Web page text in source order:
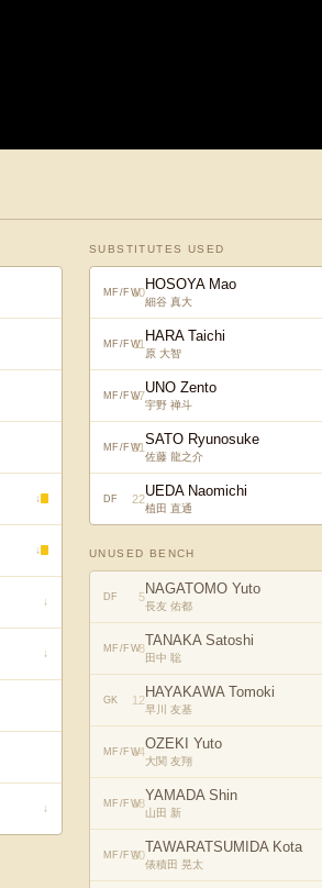
↓
↓
↓
↓
↓
SUBSTITUTES USED
MF/FW
10HOSOYA Mao
細谷 真大
MF/FW
11 HARA Taichi
原 大智
MF/FW
17UNO Zento
宇野 禅斗
MF/FW
21SATO Ryunosuke
佐藤 龍之介
DF 22UEDA Naomichi
植田 直通
UNUSED BENCH
DF 5NAGATOMO Yuto
長友 佑都
MF/FW8TANAKA Satoshi
田中 聡
GK 12HAYAKAWA Tomoki
早川 友基
MF/FW
14OZEKI Yuto
大関 友翔
MF/FW
18YAMADA Shin
山田 新
MF/FW
20TAWARATSUMIDA Kota
俵積田 晃太